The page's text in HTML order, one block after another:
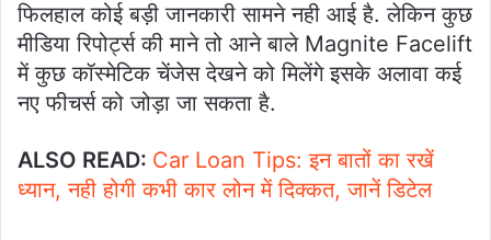
फिलहाल कोई बड़ी जानकारी सामने नही आई है. लेकिन कुछ
मीडिया रिपोर्ट्स की माने तो आने बाले Magnite Facelift
में कुछ कॉस्मेटिक चेंजेस देखने को मिलेंगे इसके अलावा कई
नए फीचर्स को जोड़ा जा सकता है.
ALSO READ: Car Loan Tips: इन बातों का रखें
ध्यान, नही होगी कभी कार लोन में दिक्कत, जानें डिटेल